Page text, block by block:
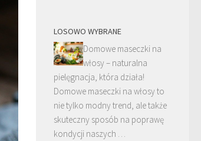
LOSOWO WYBRANE
Domowe maseczki na
włosy – naturalna
pielęgnacja, która działa!
Domowe maseczki na włosy to
nie tylko modny trend, ale także
skuteczny sposób na poprawę
kondycji naszych …